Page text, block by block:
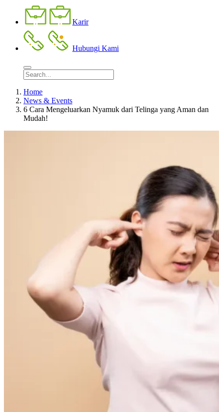
Karir
Hubungi Kami
Home
News & Events
6 Cara Mengeluarkan Nyamuk dari Telinga yang Aman dan
Mudah!